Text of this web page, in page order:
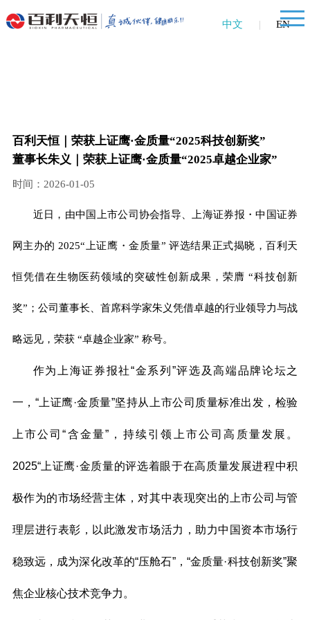
中文 | EN
百利天恒｜荣获上证鹰·金质量“2025科技创新奖”
董事长朱义｜荣获上证鹰·金质量“2025卓越企业家”
时间：2026-01-05
近日，由中国上市公司协会指导、上海证券报・中国证券
网主办的 2025“上证鹰・金质量” 评选结果正式揭晓，百利天
恒凭借在生物医药领域的突破性创新成果，荣膺 “科技创新
奖”；公司董事长、首席科学家朱义凭借卓越的行业领导力与战
略远见，荣获 “卓越企业家” 称号。
作为上海证券报社“金系列”评选及高端品牌论坛之
一，“上证鹰·金质量”坚持从上市公司质量标准出发，检验
上市公司“含金量”，持续引领上市公司高质量发展。
2025“上证鹰·金质量的评选着眼于在高质量发展进程中积
极作为的市场经营主体，对其中表现突出的上市公司与管
理层进行表彰，以此激发市场活力，助力中国资本市场行
稳致远，成为深化改革的“压舱石”，“金质量·科技创新奖”聚
焦企业核心技术竞争力。